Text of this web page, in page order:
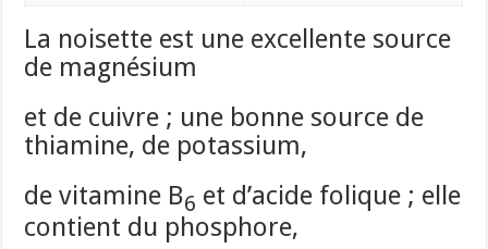
La noisette est une excellente source
de magnésium
et de cuivre ; une bonne source de
thiamine, de potassium,
de vitamine B6 et d’acide folique ; elle
contient du phosphore,